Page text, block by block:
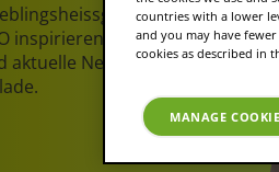
gemütlich
inspirieren. Hier finden Sie
aktuelle Neuigkeiten zu
countries with a lower
and you may have fewer
cookies as described in
MANAGE